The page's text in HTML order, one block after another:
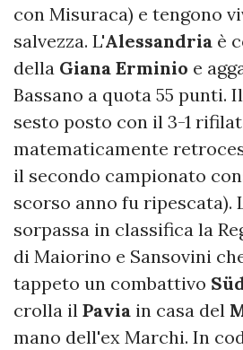
con Misuraca) e tengono
salvezza. L'Alessandria è
della Giana Erminio e
Bassano a quota 55 punti. Il
sesto posto con il 3-1
matematicamente
il secondo campionato
scorso anno fu ripescata).
sorpassa in classifica la
di Maiorino e Sansovini
tappeto un combattivo
crolla il Pavia in casa del
mano dell'ex Marchi. In